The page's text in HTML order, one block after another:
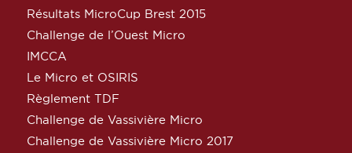
Résultats MicroCup Brest 2015
Challenge de l’Ouest Micro
IMCCA
Le Micro et OSIRIS
Règlement TDF
Challenge de Vassivière Micro
Challenge de Vassivière Micro 2017